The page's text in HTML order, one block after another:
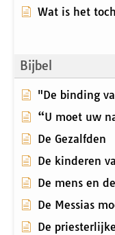
Wat is het
Bijbel
"De binding
“U moet uw
De Gezalfden
De kinderen
De mens en
De Messias
De